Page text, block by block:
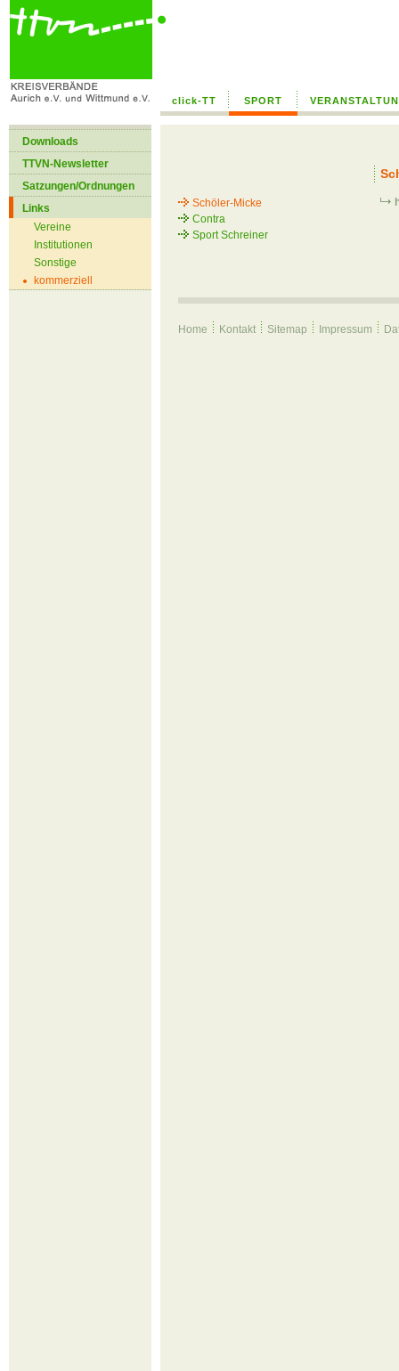
click-TT SPORT
Downloads
TTVN-Newsletter
Satzungen/Ordnungen
Links
Vereine
Institutionen
Sonstige
kommerziell
--> /home/hk29zdvdi8up/public_html/global/templates/
Schöler-Micke
Contra
Sport Schreiner
Home Kontakt Sitemap Impressum